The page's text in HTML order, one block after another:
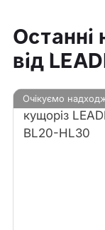
Останні
від
Очікуємо
кущоріз
BL20-HL30